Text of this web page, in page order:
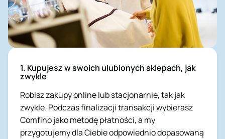
1. Kupujesz w swoich ulubionych sklepach, jak
zwykle
Robisz zakupy online lub stacjonarnie, tak jak
zwykle. Podczas finalizacji transakcji wybierasz
Comfino jako metodę płatności, a my
przygotujemy dla Ciebie odpowiednio dopasowaną